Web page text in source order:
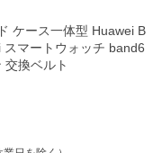
ケース一体型 Huawei B
マートウォッチ band6
換ベルト